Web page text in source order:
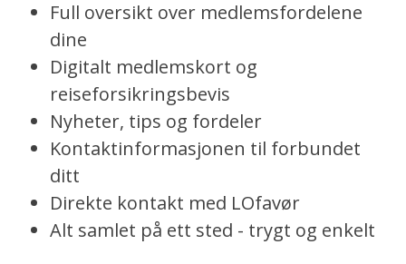
Full oversikt over medlemsfordelene
dine
Digitalt medlemskort og
reiseforsikringsbevis
Nyheter, tips og fordeler
Kontaktinformasjonen til forbundet
ditt
Direkte kontakt med LOfavør
Alt samlet på ett sted - trygt og enkelt